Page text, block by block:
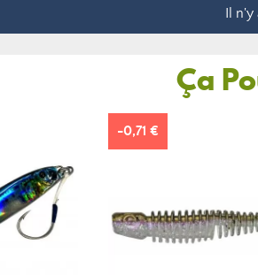
Il n'y
Ça
-0,71 €